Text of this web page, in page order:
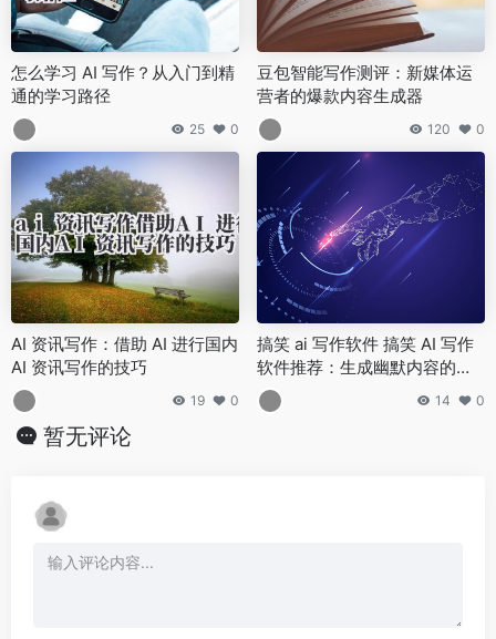
怎么学习 AI 写作？从入门到精
通的学习路径
25 0
豆包智能写作测评：新媒体运
营者的爆款内容生成器
120 0
AI 资讯写作：借助 AI 进行国内
AI 资讯写作的技巧
19 0
搞笑 ai 写作软件 搞笑 AI 写作
软件推荐：生成幽默内容的助
手
14 0
暂无评论